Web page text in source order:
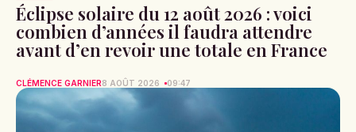
Éclipse solaire du 12 août 2026 : voici
combien d’années il faudra attendre
avant d’en revoir une totale en France
CLÉMENCE GARNIER8 AOÛT 2026 09:47